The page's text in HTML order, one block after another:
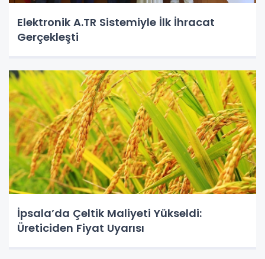
Elektronik A.TR Sistemiyle İlk İhracat
Gerçekleşti
İpsala’da Çeltik Maliyeti Yükseldi:
Üreticiden Fiyat Uyarısı